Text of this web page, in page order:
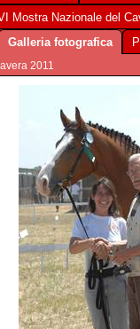
Mostra Nazionale del
Galleria fotografica
2011